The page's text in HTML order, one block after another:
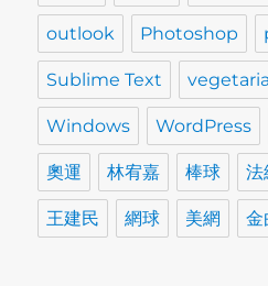
outlook Photoshop
Sublime Text
Windows WordPress
奧運 林宥嘉 棒球 法
王建民 網球 美網 金